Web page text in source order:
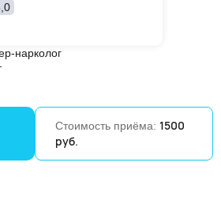
нарколог
Стоимость приёма: 1500
руб.